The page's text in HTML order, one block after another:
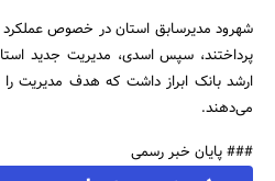
پرداختند، سپس اسدی، مدیریت جدید
ارشد بانک ابراز داشت که هدف مدیریت
می‌دهند.
### پایان خبر رسمی